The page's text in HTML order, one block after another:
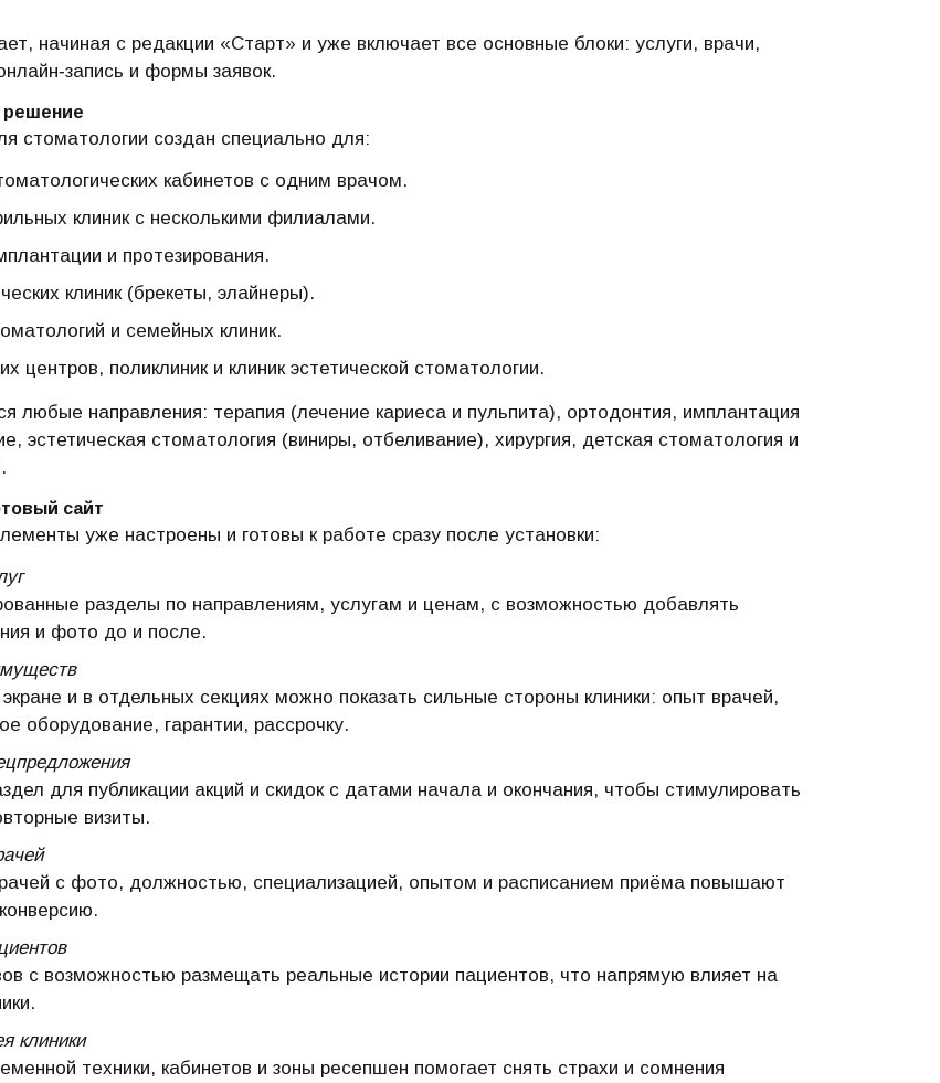
начиная с редакции «Старт» и уже включает все основные блоки: услуги, врачи,
и формы заявок.
решение
стоматологии создан специально для:
кабинетов с одним врачом.
клиник с несколькими филиалами.
и протезирования.
клиник (брекеты, элайнеры).
и семейных клиник.
центров, поликлиник и клиник эстетической стоматологии.
любые направления: терапия (лечение кариеса и пульпита), ортодонтия, имплантация
эстетическая стоматология (виниры, отбеливание), хирургия, детская стоматология и
сайт
уже настроены и готовы к работе сразу после установки:
разделы по направлениям, услугам и ценам, с возможностью добавлять
и фото до и после.
и в отдельных секциях можно показать сильные стороны клиники: опыт врачей,
оборудование, гарантии, рассрочку.
для публикации акций и скидок с датами начала и окончания, чтобы стимулировать
визиты.
с фото, должностью, специализацией, опытом и расписанием приёма повышают
с возможностью размещать реальные истории пациентов, что напрямую влияет на
клиники
техники, кабинетов и зоны ресепшен помогает снять страхи и сомнения